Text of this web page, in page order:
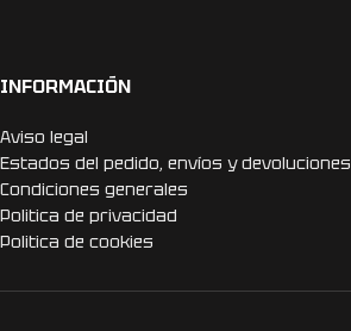
INFORMACIÓN
Aviso legal
Estados del pedido, envíos y devoluciones
Condiciones generales
Politica de privacidad
Politica de cookies